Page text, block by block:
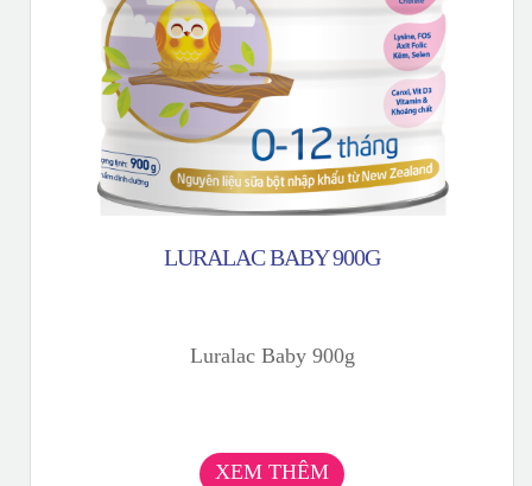
LURALAC BABY 900G
Luralac Baby 900g
XEM THÊM